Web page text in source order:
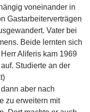
voneinander in
Gastarbeiterverträgen
Vater bei
Beide lernten sich
Aliferis kam 1969
Studierte an der
aber nach
zu erweitern mit